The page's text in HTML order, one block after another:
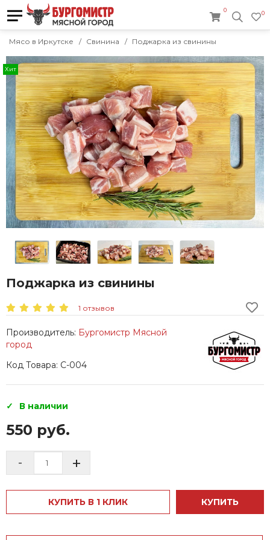
0 0
Мясо в Иркутске Свинина Поджарка из свинины
Хит
Поджарка из свинины
1 отзывов
Производитель: Бургомистр Мясной
город
Код Товара: С-004
В наличии
550 руб.
- +
КУПИТЬ В 1 КЛИК КУПИТЬ